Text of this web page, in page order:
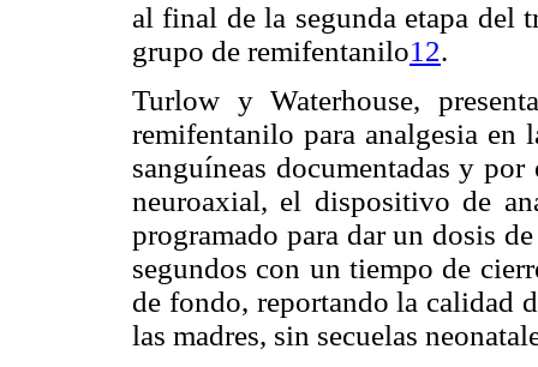
al final de la segunda etapa del
grupo de remifentanilo12.
Turlow y Waterhouse,
remifentanilo para analgesia en
sanguíneas documentadas y
neuroaxial, el dispositivo de
programado para dar un dosis
segundos con un tiempo de
de fondo, reportando la calidad
las madres, sin secuelas